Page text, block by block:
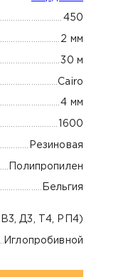
450
2 мм
30 м
Cairo
4 мм
1600
Резиновая
Полипропилен
Бельгия
Д3, Т4, РП4)
Иглопробивной